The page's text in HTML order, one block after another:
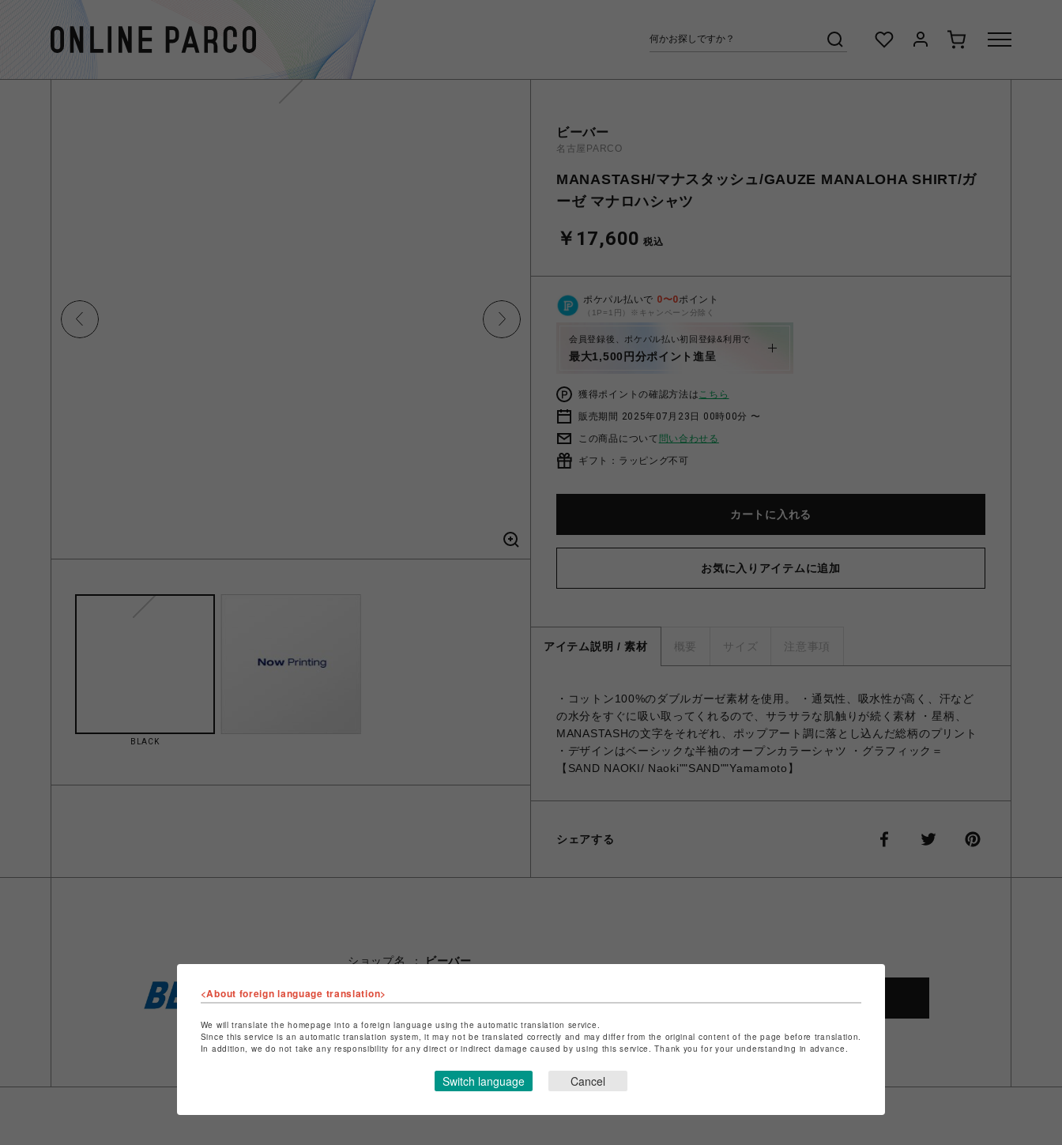
BLACK
ビーバー
名古屋PARCO
MANASTASH/マナスタッシュ/GAUZE MANALOHA SHIRT/ガ
ーゼ マナロハシャツ
￥17,600 税込
ポケパル払いで 0〜0ポイント
（1P=1円）※キャンペーン分除く
会員登録後、ポケパル払い初回登録&利用で
最大1,500円分ポイント進呈
獲得ポイントの確認方法はこちら
販売期間 2025年07月23日 00時00分 〜
この商品について 問い合わせる
ギフト：ラッピング不可
カートに入れる
お気に入りアイテムに追加
アイテム説明 / 素材 概要 サイズ 注意事項
・コットン100%のダブルガーゼ素材を使用。 ・通気性、吸水性が高く、汗など
の水分をすぐに吸い取ってくれるので、サラサラな肌触りが続く素材 ・星柄、
MANASTASHの文字をそれぞれ、ポップアート調に落とし込んだ総柄のプリント
・デザインはベーシックな半袖のオープンカラーシャツ ・グラフィック＝
【SAND NAOKI/ Naoki""SAND""Yamamoto】
シェアする
ショップ名
ビーバー
ショップお問い合わせはこちら
<About foreign language translation>
We will translate the homepage into a foreign language using the automatic translation service.
Since this service is an automatic translation system, it may not be translated correctly and may differ from the original content of the page before translation.
In addition, we do not take any responsibility for any direct or indirect damage caused by using this service. Thank you for your understanding in advance.
Switch language Cancel